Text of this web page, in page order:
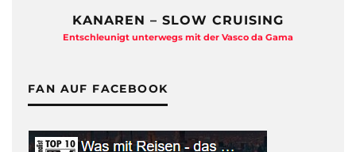
KANAREN – SLOW CRUISING
Entschleunigt unterwegs mit der Vasco da Gama
FAN AUF FACEBOOK